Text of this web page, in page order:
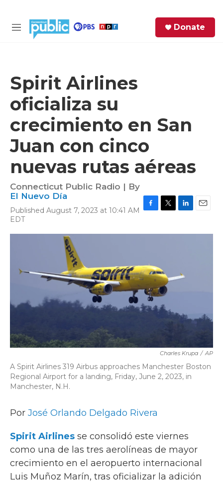
M
Donate
Spirit Airlines
oficializa su
crecimiento en San
Juan con cinco
nuevas rutas aéreas
Connecticut Public Radio | By
El Nuevo Día
Published August 7, 2023 at 10:41 AM
EDT
c
o
k
i
r
n
n
a
Charles Krupa / AP
A Spirit Airlines 319 Airbus approaches Manchester Boston
Regional Airport for a landing, Friday, June 2, 2023, in
Manchester, N.H.
Por José Orlando Delgado Rivera
Spirit Airlines se consolidó este viernes
como una de las tres aerolíneas de mayor
crecimiento en el aeropuerto internacional
Luis Muñoz Marín, tras oficializar la adición